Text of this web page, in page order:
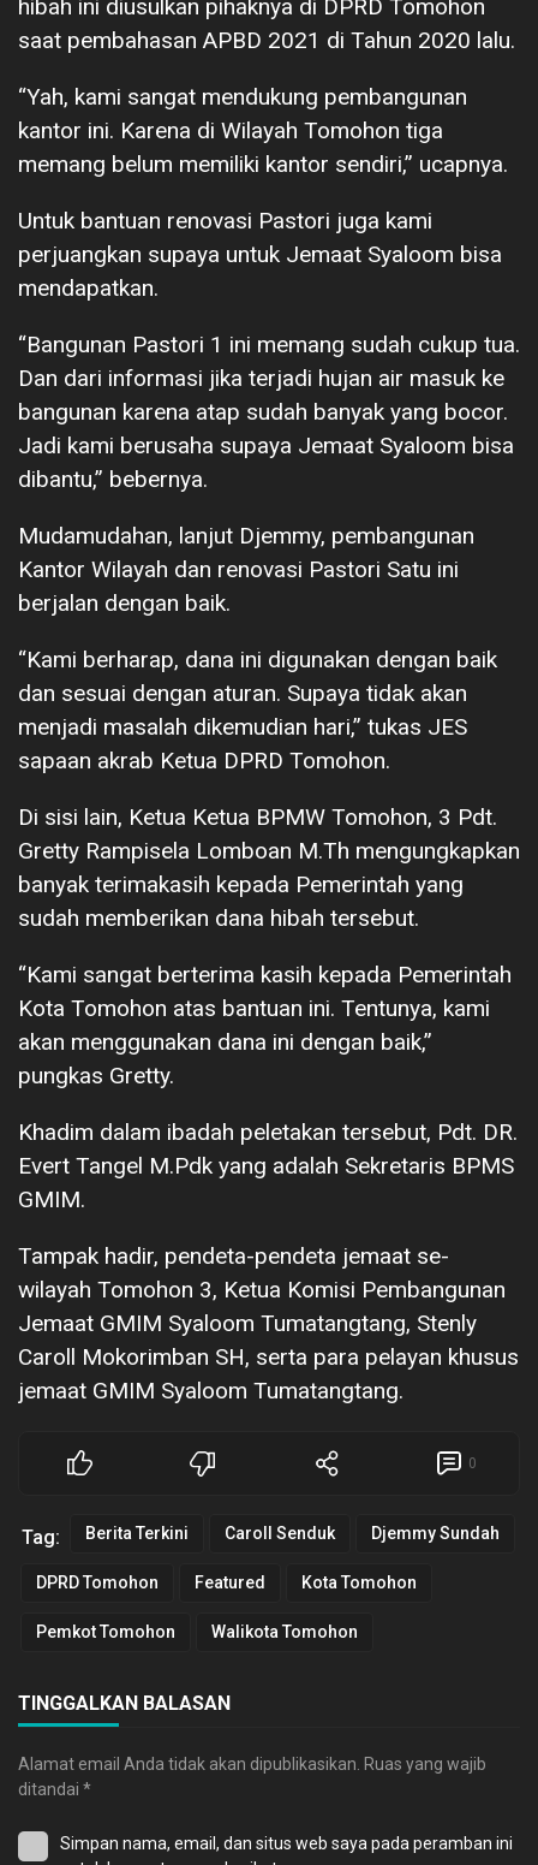
hibah ini diusulkan pihaknya di DPRD Tomohon
saat pembahasan APBD 2021 di Tahun 2020 lalu.
“Yah, kami sangat mendukung pembangunan
kantor ini. Karena di Wilayah Tomohon tiga
memang belum memiliki kantor sendiri,” ucapnya.
Untuk bantuan renovasi Pastori juga kami
perjuangkan supaya untuk Jemaat Syaloom bisa
mendapatkan.
“Bangunan Pastori 1 ini memang sudah cukup tua.
Dan dari informasi jika terjadi hujan air masuk ke
bangunan karena atap sudah banyak yang bocor.
Jadi kami berusaha supaya Jemaat Syaloom bisa
dibantu,” bebernya.
Mudamudahan, lanjut Djemmy, pembangunan
Kantor Wilayah dan renovasi Pastori Satu ini
berjalan dengan baik.
“Kami berharap, dana ini digunakan dengan baik
dan sesuai dengan aturan. Supaya tidak akan
menjadi masalah dikemudian hari,” tukas JES
sapaan akrab Ketua DPRD Tomohon.
Di sisi lain, Ketua Ketua BPMW Tomohon, 3 Pdt.
Gretty Rampisela Lomboan M.Th mengungkapkan
banyak terimakasih kepada Pemerintah yang
sudah memberikan dana hibah tersebut.
“Kami sangat berterima kasih kepada Pemerintah
Kota Tomohon atas bantuan ini. Tentunya, kami
akan menggunakan dana ini dengan baik,”
pungkas Gretty.
Khadim dalam ibadah peletakan tersebut, Pdt. DR.
Evert Tangel M.Pdk yang adalah Sekretaris BPMS
GMIM.
Tampak hadir, pendeta-pendeta jemaat se-
wilayah Tomohon 3, Ketua Komisi Pembangunan
Jemaat GMIM Syaloom Tumatangtang, Stenly
Caroll Mokorimban SH, serta para pelayan khusus
jemaat GMIM Syaloom Tumatangtang.
0
Tag: Berita Terkini Caroll Senduk Djemmy Sundah
DPRD Tomohon Featured Kota Tomohon
Pemkot Tomohon Walikota Tomohon
TINGGALKAN BALASAN
Alamat email Anda tidak akan dipublikasikan. Ruas yang wajib
ditandai *
Simpan nama, email, dan situs web saya pada peramban ini